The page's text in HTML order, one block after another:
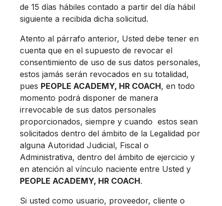
de 15 días hábiles contado a partir del día hábil
siguiente a recibida dicha solicitud.
Atento al párrafo anterior, Usted debe tener en
cuenta que en el supuesto de revocar el
consentimiento de uso de sus datos personales,
estos jamás serán revocados en su totalidad,
pues PEOPLE ACADEMY, HR COACH, en todo
momento podrá disponer de manera
irrevocable de sus datos personales
proporcionados, siempre y cuando estos sean
solicitados dentro del ámbito de la Legalidad por
alguna Autoridad Judicial, Fiscal o
Administrativa, dentro del ámbito de ejercicio y
en atención al vínculo naciente entre Usted y
PEOPLE ACADEMY, HR COACH.
Si usted como usuario, proveedor, cliente o